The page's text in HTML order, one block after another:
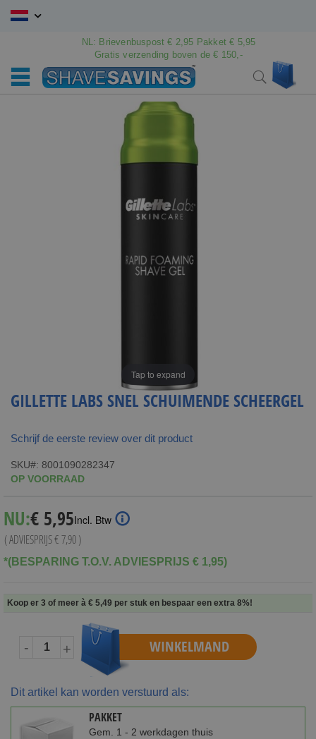
Ga
NL: Brievenbuspost € 2,95 Pakket € 5,95
Gratis verzending boven de € 150,-
Search
Tap to expand
GILLETTE LABS SNEL SCHUIMENDE SCHEERGEL
Schrijf de eerste review over dit product
SKU
8001090282347
OP VOORRAAD
NU:Special
Price
€ 5,95Incl. Btw
( ADVIESPRIJS€ 7,90)
*(BESPARING T.O.V. ADVIESPRIJS € 1,95)
Koop er 3 of meer à € 5,49 per stuk en bespaar een extra 8%!
- + WINKELMAND
Dit artikel kan worden verstuurd als:
PAKKET
Gem. 1 - 2 werkdagen thuis